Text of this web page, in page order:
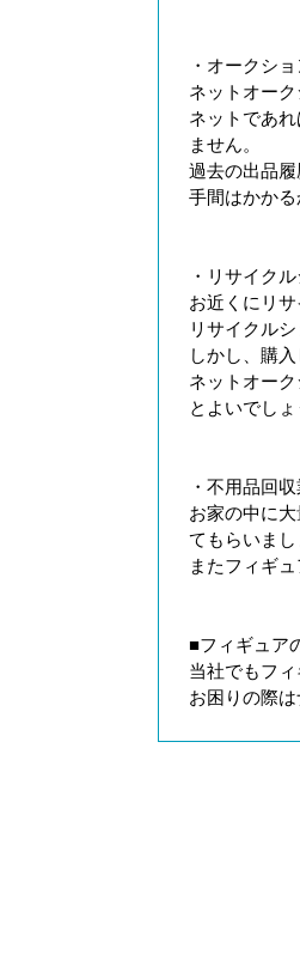
・オークシ
ネットオー
ネットであ
ません。
過去の出品履
手間はかか
・リサイク
お近くにリ
リサイクル
しかし、購
ネットオー
とよいでしょ
・不用品回
お家の中に
てもらいまし
またフィギ
■フィギュア
当社でもフ
お困りの際は